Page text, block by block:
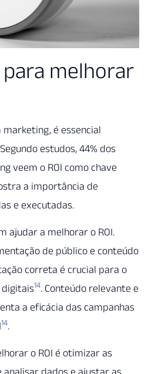
melhorar
marketing, é essencial
estudos, 44% dos
veem o ROI como chave
a importância de
e executadas.
ajudar a melhorar o ROI.
de público e conteúdo
correta é crucial para o
digitais14. Conteúdo relevante e
a eficácia das campanhas
14.
o ROI é otimizar as